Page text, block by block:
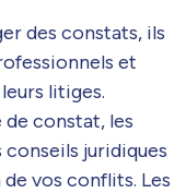
des constats, ils
et
litiges.
constat, les
juridiques
vos conflits. Les